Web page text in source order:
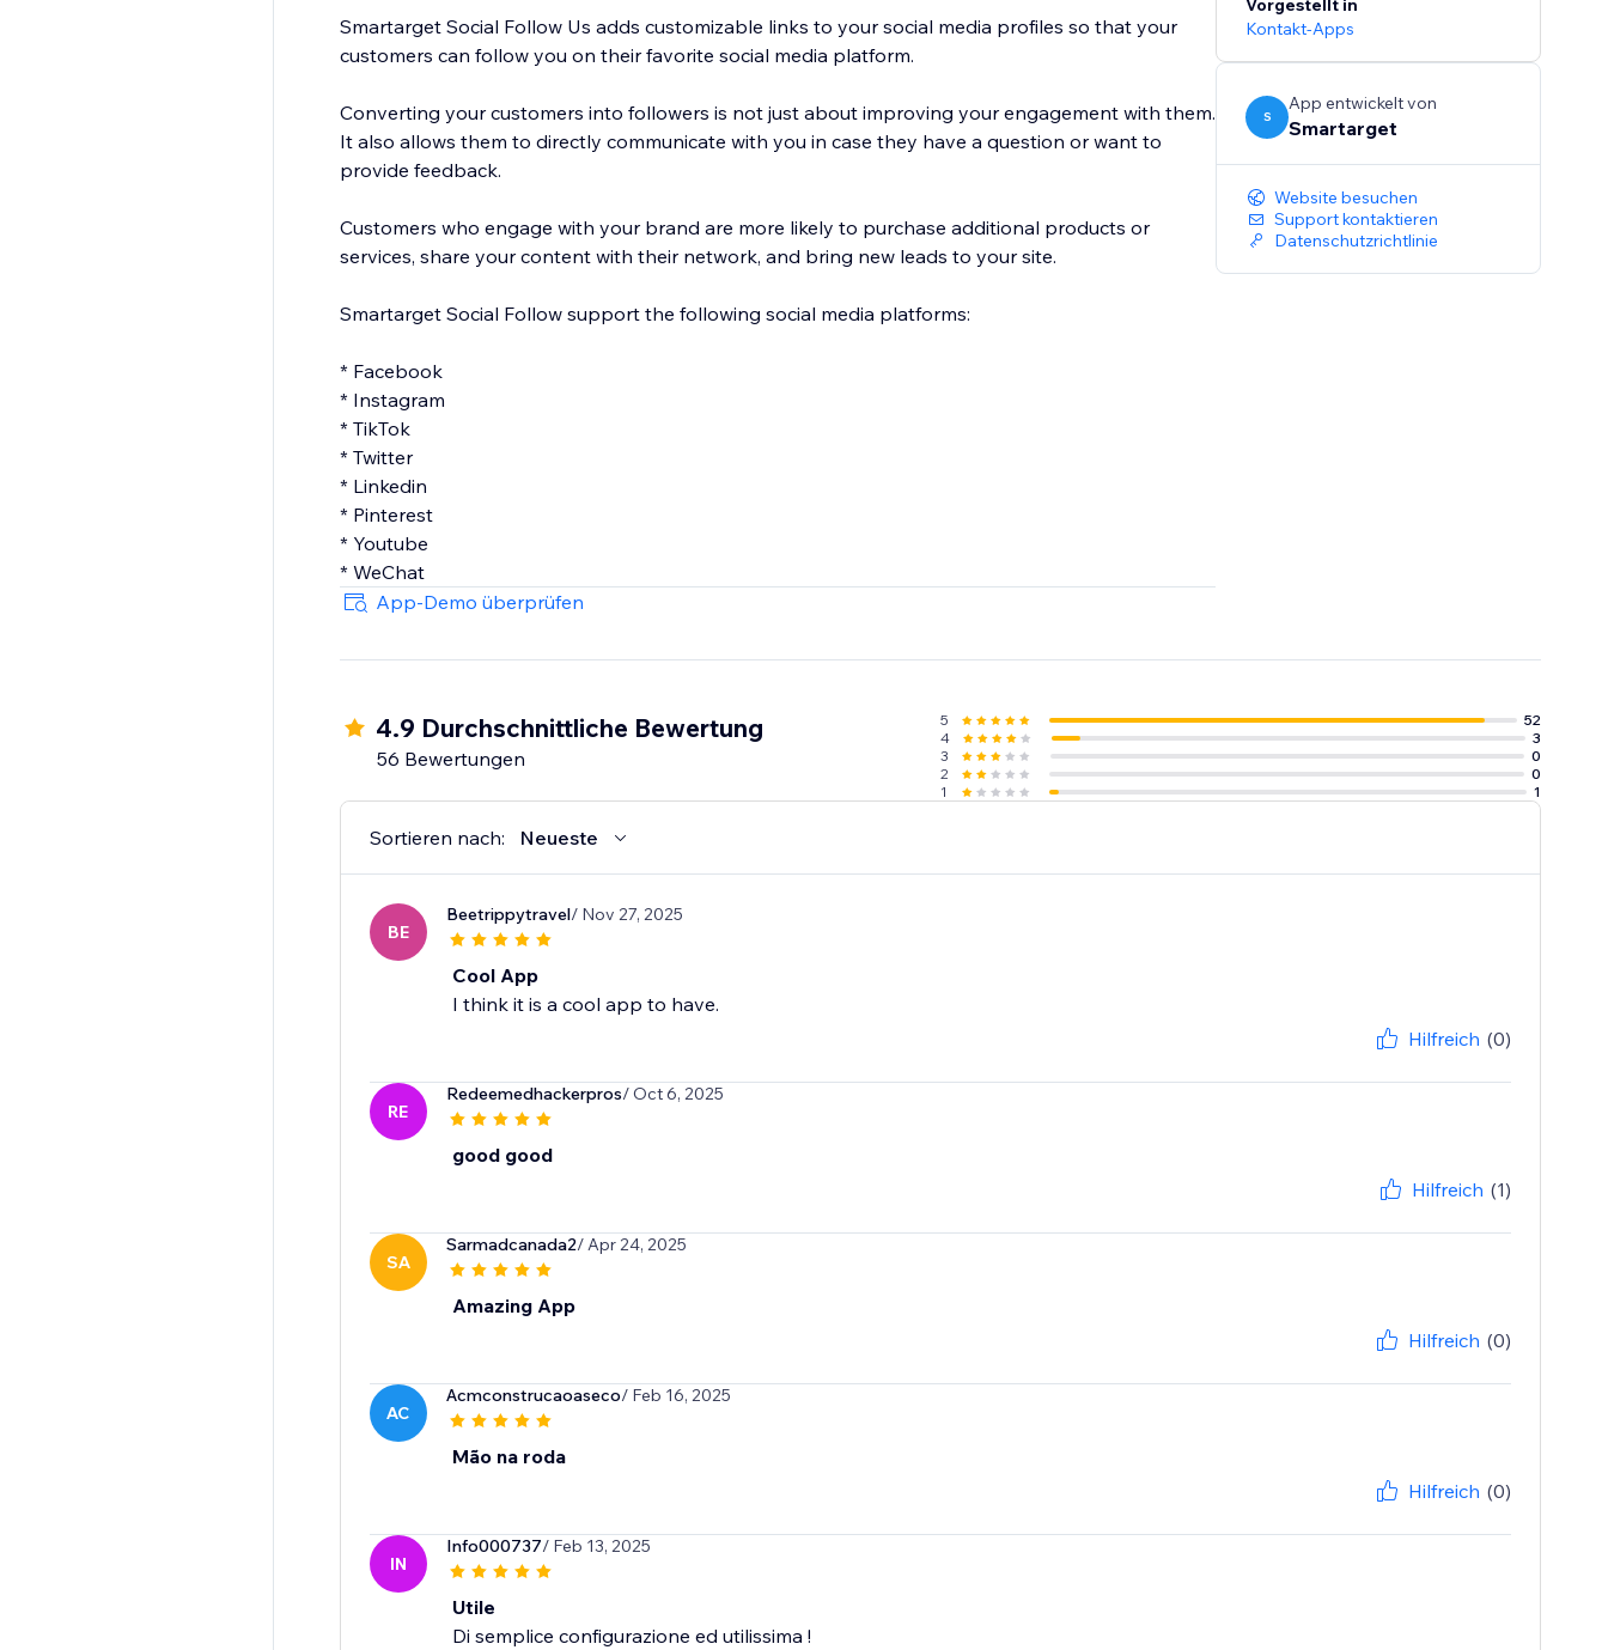
Smartarget Social Follow Us adds customizable links to your social media profiles so that your
customers can follow you on their favorite social media platform.
Converting your customers into followers is not just about improving your engagement with them.
It also allows them to directly communicate with you in case they have a question or want to
provide feedback.
Customers who engage with your brand are more likely to purchase additional products or
services, share your content with their network, and bring new leads to your site.
Smartarget Social Follow support the following social media platforms:
* Facebook
* Instagram
* TikTok
* Twitter
* Linkedin
* Pinterest
* Youtube
* WeChat
App-Demo überprüfen
Vorgestellt in
Kontakt-Apps
S
App entwickelt von
Smartarget
Website besuchen
Support kontaktieren
Datenschutzrichtlinie
4.9 Durchschnittliche Bewertung
56 Bewertungen
5
52
4
3
3
0
2
0
1
1
Sortieren nach: Neueste
BE
Beetrippytravel/ Nov 27, 2025
Cool App
I think it is a cool app to have.
Hilfreich (0)
RE
Redeemedhackerpros/ Oct 6, 2025
good good
Hilfreich (1)
SA
Sarmadcanada2/ Apr 24, 2025
Amazing App
Hilfreich (0)
AC
Acmconstrucaoaseco/ Feb 16, 2025
Mão na roda
Hilfreich (0)
IN
Info000737/ Feb 13, 2025
Utile
Di semplice configurazione ed utilissima !